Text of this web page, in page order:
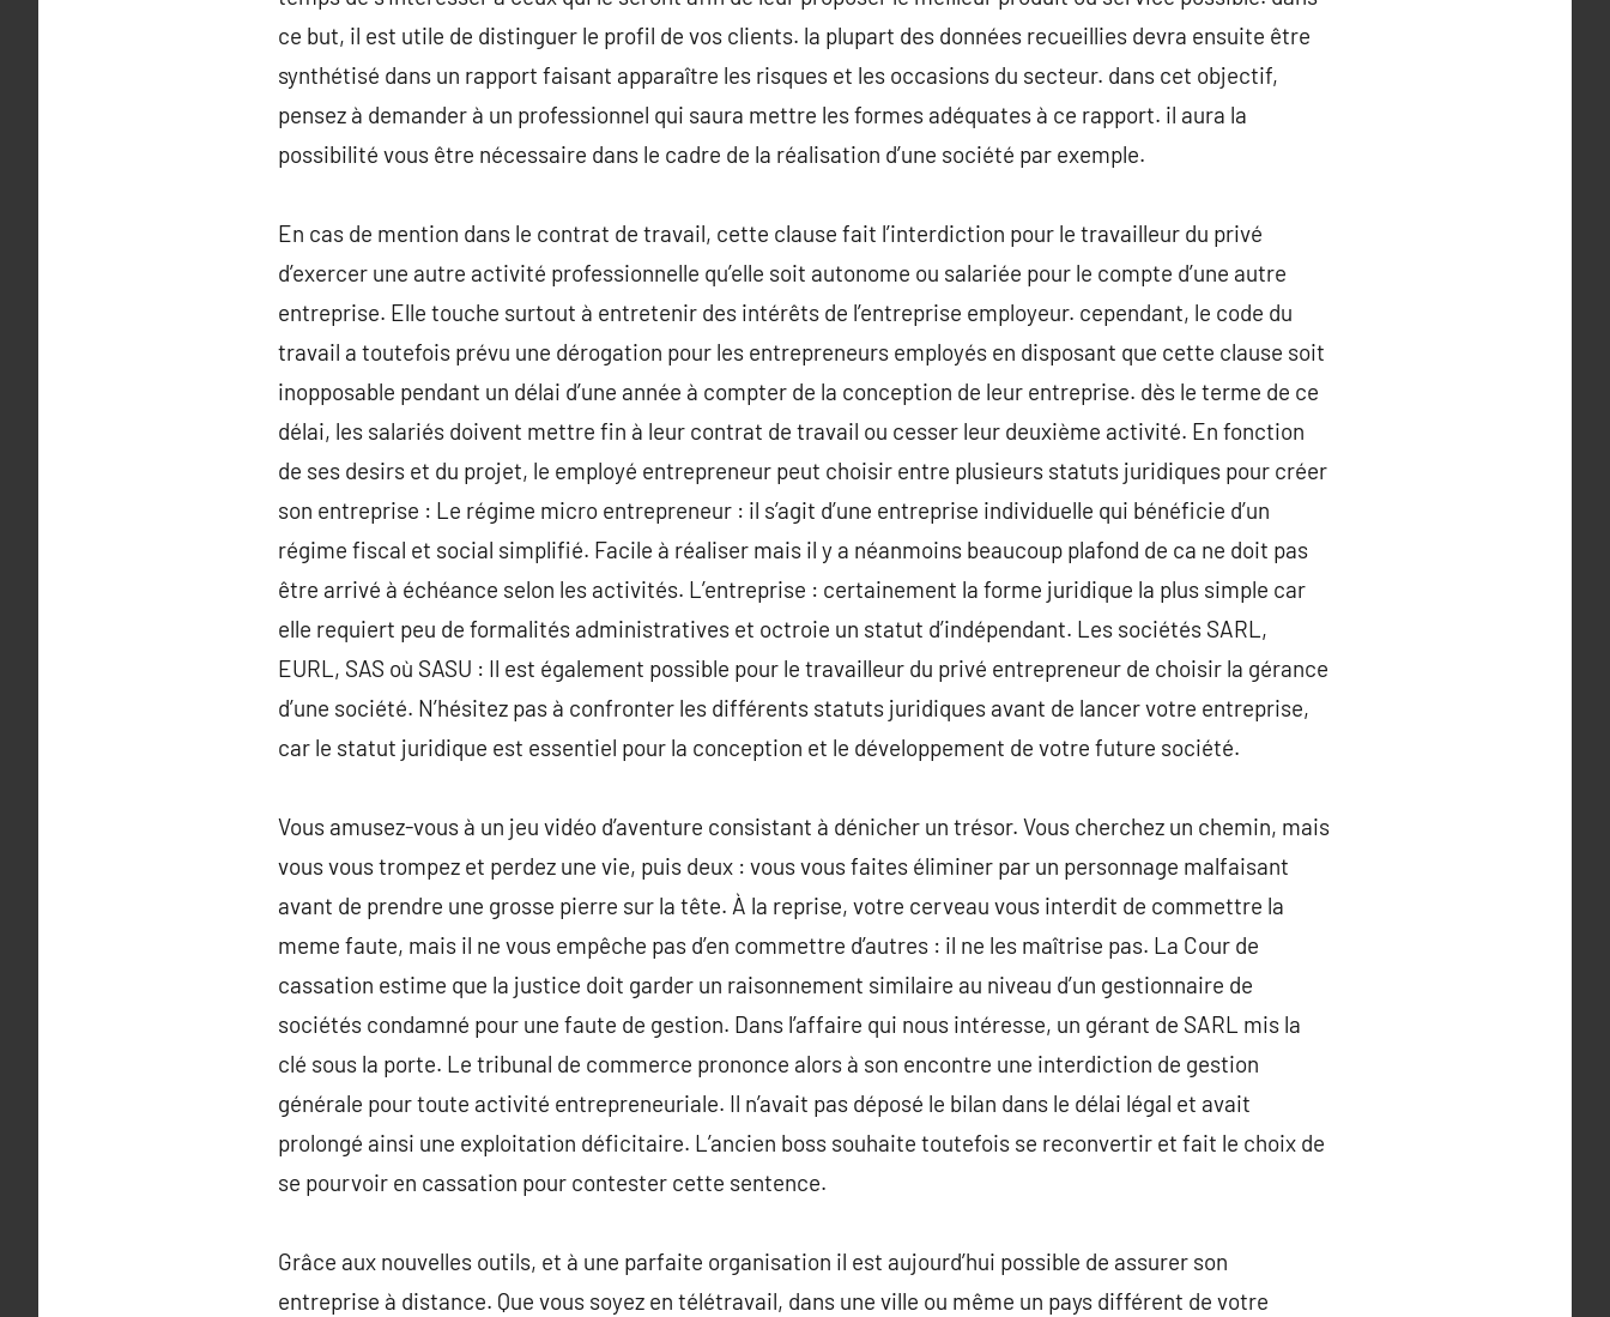
ce but, il est utile de distinguer le profil de vos clients. la plupart des données recueillies devra ensuite être
synthétisé dans un rapport faisant apparaître les risques et les occasions du secteur. dans cet objectif,
pensez à demander à un professionnel qui saura mettre les formes adéquates à ce rapport. il aura la
possibilité vous être nécessaire dans le cadre de la réalisation d’une société par exemple.
En cas de mention dans le contrat de travail, cette clause fait l’interdiction pour le travailleur du privé
d’exercer une autre activité professionnelle qu’elle soit autonome ou salariée pour le compte d’une autre
entreprise. Elle touche surtout à entretenir des intérêts de l’entreprise employeur. cependant, le code du
travail a toutefois prévu une dérogation pour les entrepreneurs employés en disposant que cette clause soit
inopposable pendant un délai d’une année à compter de la conception de leur entreprise. dès le terme de ce
délai, les salariés doivent mettre fin à leur contrat de travail ou cesser leur deuxième activité. En fonction
de ses desirs et du projet, le employé entrepreneur peut choisir entre plusieurs statuts juridiques pour créer
son entreprise : Le régime micro entrepreneur : il s’agit d’une entreprise individuelle qui bénéficie d’un
régime fiscal et social simplifié. Facile à réaliser mais il y a néanmoins beaucoup plafond de ca ne doit pas
être arrivé à échéance selon les activités. L’entreprise : certainement la forme juridique la plus simple car
elle requiert peu de formalités administratives et octroie un statut d’indépendant. Les sociétés SARL,
EURL, SAS où SASU : Il est également possible pour le travailleur du privé entrepreneur de choisir la gérance
d’une société. N’hésitez pas à confronter les différents statuts juridiques avant de lancer votre entreprise,
car le statut juridique est essentiel pour la conception et le développement de votre future société.
Vous amusez-vous à un jeu vidéo d’aventure consistant à dénicher un trésor. Vous cherchez un chemin, mais
vous vous trompez et perdez une vie, puis deux : vous vous faites éliminer par un personnage malfaisant
avant de prendre une grosse pierre sur la tête. À la reprise, votre cerveau vous interdit de commettre la
meme faute, mais il ne vous empêche pas d’en commettre d’autres : il ne les maîtrise pas. La Cour de
cassation estime que la justice doit garder un raisonnement similaire au niveau d’un gestionnaire de
sociétés condamné pour une faute de gestion. Dans l’affaire qui nous intéresse, un gérant de SARL mis la
clé sous la porte. Le tribunal de commerce prononce alors à son encontre une interdiction de gestion
générale pour toute activité entrepreneuriale. Il n’avait pas déposé le bilan dans le délai légal et avait
prolongé ainsi une exploitation déficitaire. L’ancien boss souhaite toutefois se reconvertir et fait le choix de
se pourvoir en cassation pour contester cette sentence.
Grâce aux nouvelles outils, et à une parfaite organisation il est aujourd’hui possible de assurer son
entreprise à distance. Que vous soyez en télétravail, dans une ville ou même un pays différent de votre